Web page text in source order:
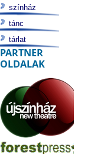
színház
tánc
tárlat
PARTNER
OLDALAK